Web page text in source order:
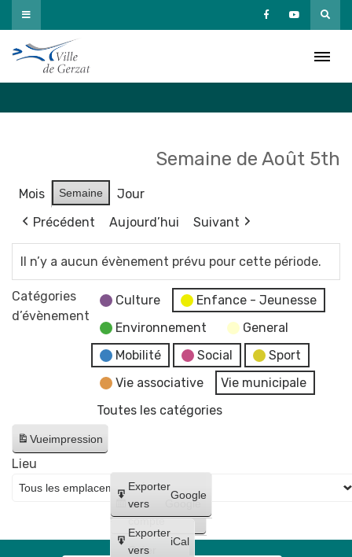
Passer
au
contenu
Semaine de Août 5th
Mois Semaine
Jour
Précédent
Aujourd’hui Suivant
Il n’y a aucun évènement prévu pour cette période.
Catégories
d’évènement
Culture
Enfance - Jeunesse
Environnement
General
Mobilité
Social
Sport
Vie associative
Vie municipale
Toutes les catégories
Vueimpression
Créer
un
compte
Google
Créer
Exporter
vers
Google
Exporter
vers
iCal
Lieu